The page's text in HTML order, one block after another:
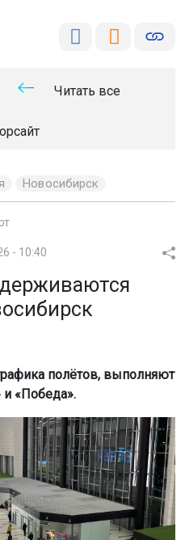
Читать все
Новосибирск
- 10:40
полётов, выполняют
и «Победа».